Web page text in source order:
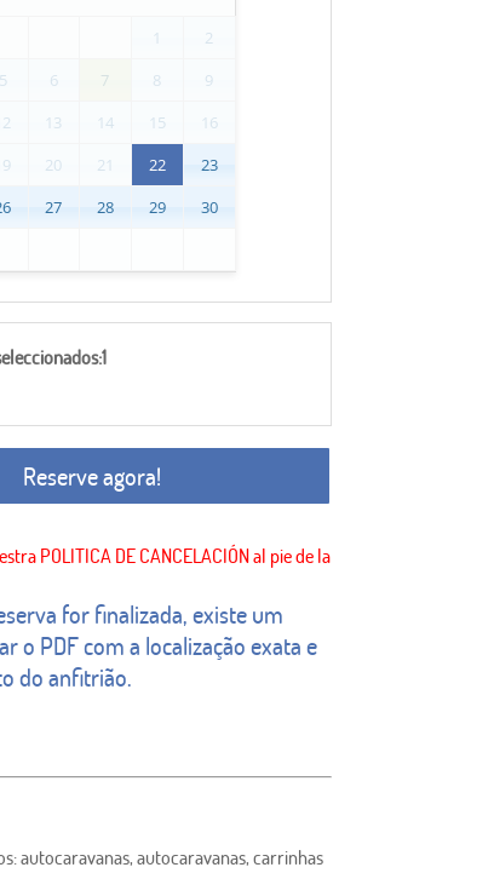
1
2
5 6 7 8
9
13 14 15
16
20 21 22
23
27 28 29
30
Reserve agora!
for finalizada, existe um
o PDF com a localização exata e
do anfitrião.
autocaravanas, autocaravanas, carrinhas